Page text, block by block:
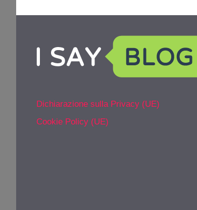
Dichiarazione sulla Privacy (UE)
Cookie Policy (UE)